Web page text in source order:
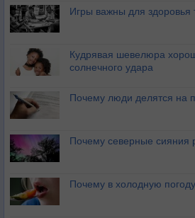
Игры важны для здоровья
Кудрявая шевелюра
солнечного удара
Почему люди делятся на
Почему северные сияния
Почему в холодную